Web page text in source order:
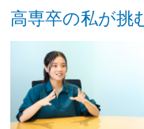
高専卒の私が挑